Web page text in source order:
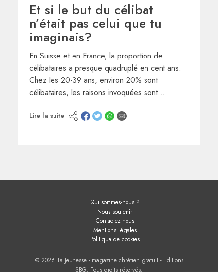
Et si le but du célibat
n’était pas celui que tu
imaginais?
En Suisse et en France, la proportion de
célibataires a presque quadruplé en cent ans.
Chez les 20-39 ans, environ 20% sont
célibataires, les raisons invoquées sont…
Lire la suite
Qui sommes-nous ?
Nous soutenir
Contactez-nous
Mentions légales
Politique de cookies
© 2026 Ta Jeunesse - magazine chrétien gratuit - Editions
SBG. Tous droits réservés.